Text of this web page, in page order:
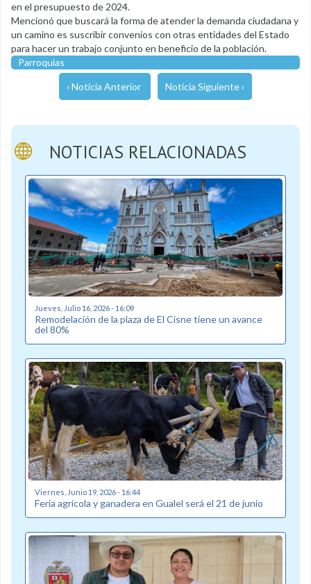
en el presupuesto de 2024.
Mencionó que buscará la forma de atender la demanda ciudadana y
un camino es suscribir convenios con otras entidades del Estado
para hacer un trabajo conjunto en beneficio de la población.
Parroquias
‹ Noticia Anterior Noticia Siguiente ›
NOTICIAS RELACIONADAS
Jueves, Julio 16, 2026 - 16:09
Remodelación de la plaza de El Cisne tiene un avance
del 80%
Viernes, Junio 19, 2026 - 16:44
Feria agrícola y ganadera en Gualel será el 21 de junio